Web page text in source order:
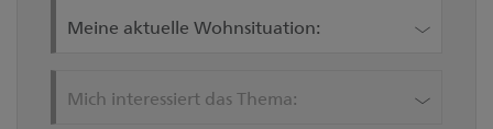
Meine aktuelle Wohnsituation:
Mich interessiert das Thema: